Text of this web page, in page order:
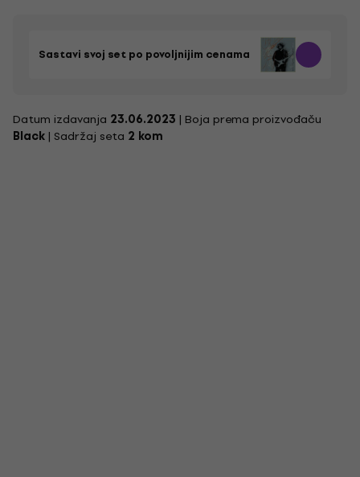
Sastavi svoj set po povoljnijim cenama
Datum izdavanja 23.06.2023 | Boja prema proizvođaču
Black | Sadržaj seta 2 kom